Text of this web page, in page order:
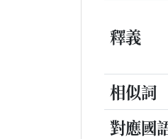
釋義
相似詞
對應國